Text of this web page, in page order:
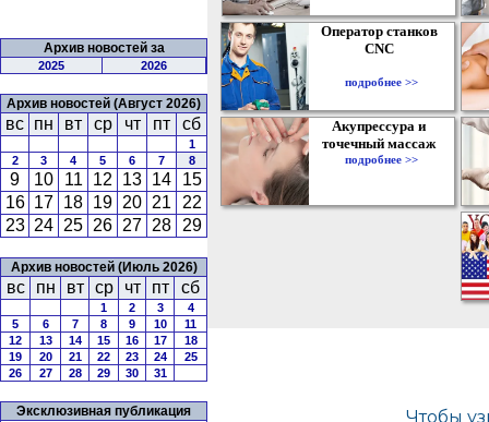
Архив новостей за
2025 2026
Архив новостей (Август 2026)
вс пн вт ср чт пт сб
1
2
3 4 5 6 7 8
9 10 11 12 13 14
15
16 17 18 19 20 21
22
23 24 25 26 27 28 29
Архив новостей (Июль 2026)
вс пн вт ср чт пт сб
1 2 3
4
5
6 7 8 9 10
11
12
13 14 15 16 17
18
19
20 21 22 23 24
25
26
27 28 29 30 31
Эксклюзивная публикация
Оператор станков
CNC
подробнее >>
Акупрессура и
точечный массаж
подробнее >>